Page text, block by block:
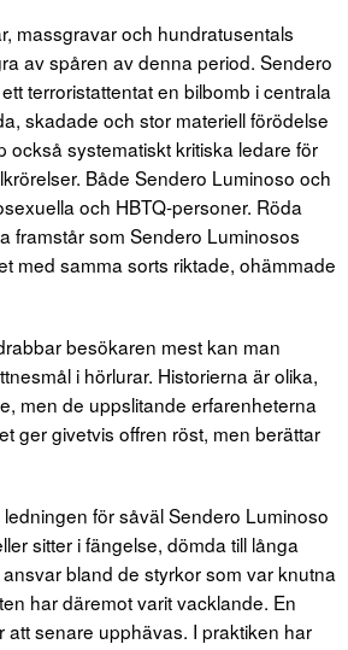
massgravar och hundratusentals
av spåren av denna period. Sendero
terroristattentat en bilbomb i centrala
skadade och stor materiell förödelse
också systematiskt kritiska ledare för
Både Sendero Luminoso och
och HBTQ-personer. Röda
framstår som Sendero Luminosos
med samma sorts riktade, ohämmade
besökaren mest kan man
i hörlurar. Historierna är olika,
men de uppslitande erfarenheterna
ger givetvis offren röst, men berättar
för såväl Sendero Luminoso
sitter i fängelse, dömda till långa
bland de styrkor som var knutna
har däremot varit vacklande. En
att senare upphävas. I praktiken har